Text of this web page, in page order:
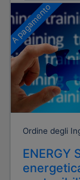
A pagamento
Ordine degli
ENERGY